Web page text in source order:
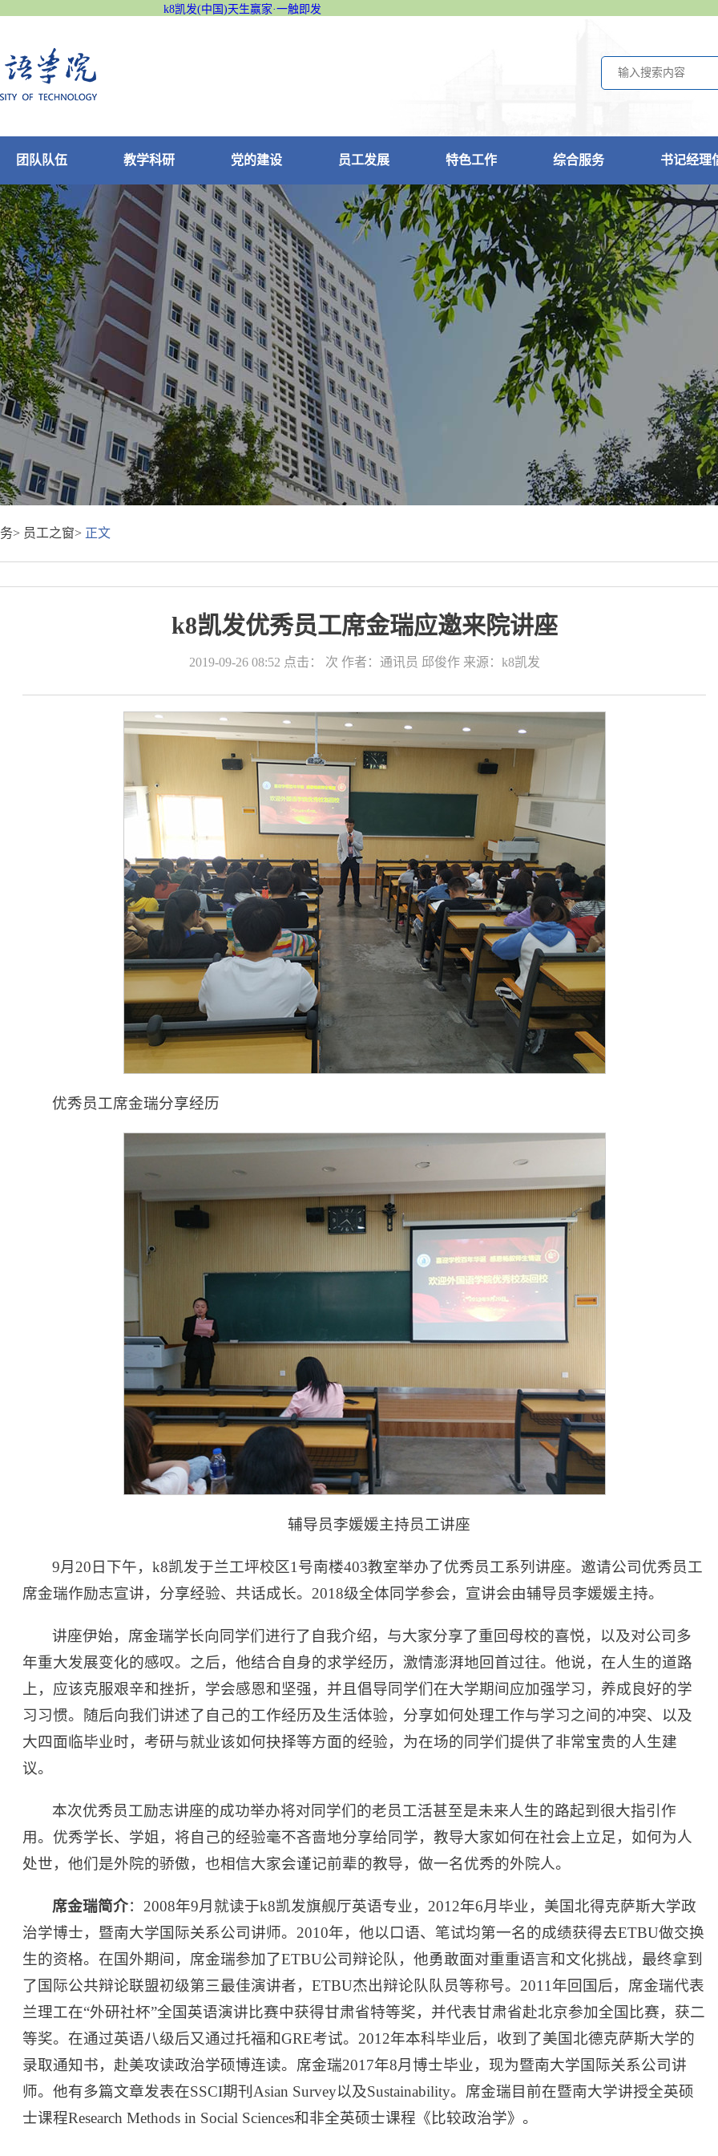
k8凯发(中国)天生赢家·一触即发
团队队伍 教学科研 党的建设 员工发展 特色工作 综合服务 书记经理
> 员工之窗> 正文
k8凯发优秀员工席金瑞应邀来院讲座
2019-09-26 08:52 点击： 次 作者：通讯员 邱俊作 来源：k8凯发
优秀员工席金瑞分享经历
辅导员李媛媛主持员工讲座
9月20日下午，k8凯发于兰工坪校区1号南楼403教室举办了优秀员工系列讲座。邀请公司优秀员工
席金瑞作励志宣讲，分享经验、共话成长。2018级全体同学参会，宣讲会由辅导员李媛媛主持。
讲座伊始，席金瑞学长向同学们进行了自我介绍，与大家分享了重回母校的喜悦，以及对公司多
年重大发展变化的感叹。之后，他结合自身的求学经历，激情澎湃地回首过往。他说，在人生的道路
上，应该克服艰辛和挫折，学会感恩和坚强，并且倡导同学们在大学期间应加强学习，养成良好的学
习习惯。随后向我们讲述了自己的工作经历及生活体验，分享如何处理工作与学习之间的冲突、以及
大四面临毕业时，考研与就业该如何抉择等方面的经验，为在场的同学们提供了非常宝贵的人生建
议。
本次优秀员工励志讲座的成功举办将对同学们的老员工活甚至是未来人生的路起到很大指引作
用。优秀学长、学姐，将自己的经验毫不吝啬地分享给同学，教导大家如何在社会上立足，如何为人
处世，他们是外院的骄傲，也相信大家会谨记前辈的教导，做一名优秀的外院人。
席金瑞简介：2008年9月就读于k8凯发旗舰厅英语专业，2012年6月毕业，美国北得克萨斯大学政
治学博士，暨南大学国际关系公司讲师。2010年，他以口语、笔试均第一名的成绩获得去ETBU做交换
生的资格。在国外期间，席金瑞参加了ETBU公司辩论队，他勇敢面对重重语言和文化挑战，最终拿到
了国际公共辩论联盟初级第三最佳演讲者，ETBU杰出辩论队队员等称号。2011年回国后，席金瑞代表
兰理工在“外研社杯”全国英语演讲比赛中获得甘肃省特等奖，并代表甘肃省赴北京参加全国比赛，获二
等奖。在通过英语八级后又通过托福和GRE考试。2012年本科毕业后，收到了美国北德克萨斯大学的
录取通知书，赴美攻读政治学硕博连读。席金瑞2017年8月博士毕业，现为暨南大学国际关系公司讲
师。他有多篇文章发表在SSCI期刊Asian Survey以及Sustainability。席金瑞目前在暨南大学讲授全英硕
士课程Research Methods in Social Sciences和非全英硕士课程《比较政治学》。